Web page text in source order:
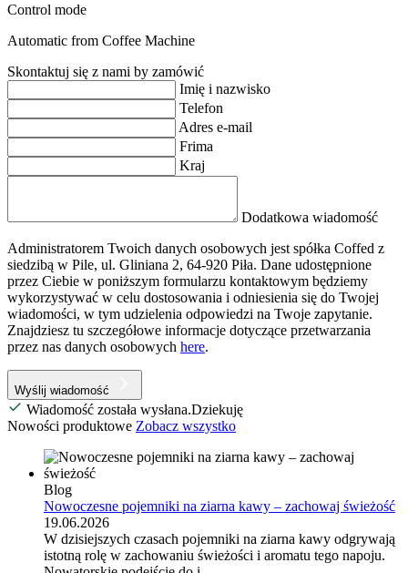
Control mode
Automatic from Coffee Machine
Skontaktuj się z nami by zamówić
Imię i nazwisko
Telefon
Adres e-mail
Frima
Kraj
Dodatkowa wiadomość
Administratorem Twoich danych osobowych jest spółka Coffed z
siedzibą w Pile, ul. Gliniana 2, 64-920 Piła. Dane udostępnione
przez Ciebie w poniższym formularzu kontaktowym będziemy
wykorzystywać w celu dostosowania i odniesienia się do Twojej
wiadomości, w tym udzielenia odpowiedzi na Twoje zapytanie.
Znajdziesz tu szczegółowe informacje dotyczące przetwarzania
przez nas danych osobowych here.
Wyślij wiadomość
Wiadomość została wysłana.Dziekuję
Nowości produktowe Zobacz wszystko
Blog
Nowoczesne pojemniki na ziarna kawy – zachowaj świeżość
19.06.2026
W dzisiejszych czasach pojemniki na ziarna kawy odgrywają
istotną rolę w zachowaniu świeżości i aromatu tego napoju.